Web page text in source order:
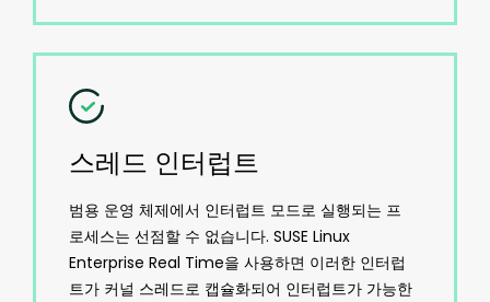
스레드 인터럽트
범용 운영 체제에서 인터럽트 모드로 실행되는 프
로세스는 선점할 수 없습니다. SUSE Linux
Enterprise Real Time을 사용하면 이러한 인터럽
트가 커널 스레드로 캡슐화되어 인터럽트가 가능한